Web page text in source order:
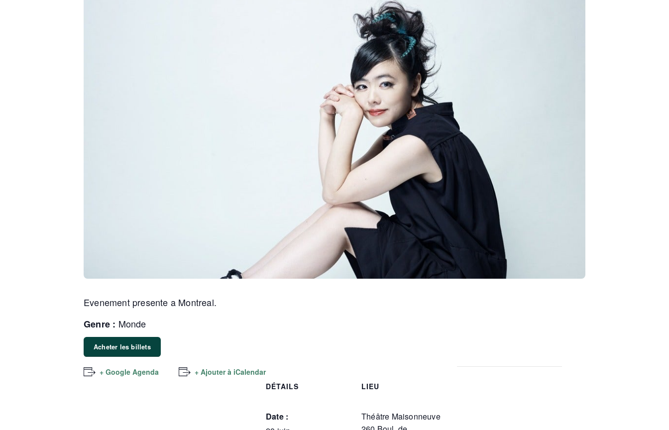
Evenement presente a Montreal.
Genre : Monde
Acheter les billets
+ Google Agenda
+ Ajouter à iCalendar
DÉTAILS
Date :
LIEU
Théâtre Maisonneuve